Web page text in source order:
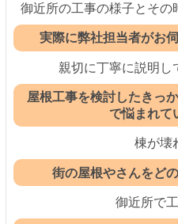
御近所の工事の様子とその
実際に弊社担当者がお
親切に丁寧に説明し
屋根工事を検討したきっ
で悩まれて
棟が壊
街の屋根やさんをど
御近所で